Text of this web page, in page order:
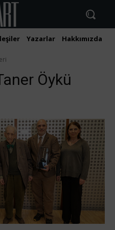
Yazarlar Hakkımızda
Öykü